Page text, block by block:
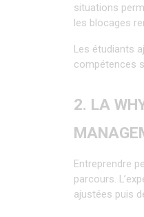
situations
les blocages
Les étudiants
compétences
2. LA
Entreprendre
parcours.
ajustées puis